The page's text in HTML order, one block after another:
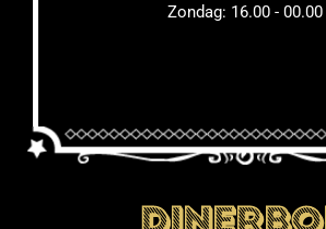
Zondag: 16.00 - 00.00